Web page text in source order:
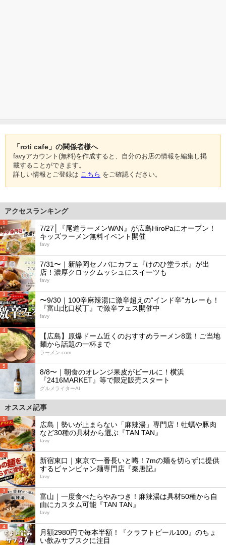
「roti cafe」の関係者様へ
favyアカウント(無料)を作成すると、自分のお店の情報を編集し掲
載することができます。
詳しい情報とご登録は こちら をご確認ください。
アクセスランキング
1
7/27│『尾道ラーメンWAN』が広島HiroPaにオープン！
キッズラーメン無料イベント開催
favy
2
7/31〜｜新静岡セノバにカフェ『けのひ堂ラボ』が出
店！濃厚クロックムッシュにスイーツも
favy
3
〜9/30｜100辛麻辣湯に激辛超えの“インド辛”カレーも！
『富山北口横丁』で激辛フェス開催中
favy
4
【広島】原爆ドーム近くのおすすめラーメン8選！ご当地
麺から話題の一杯まで
ラーメン.com
5
8/8〜｜朝食のオレンジ果皮がビールに！横浜
『2416MARKET』等で限定販売スタート
グルメライターAI
オススメ記事
1
広島｜勢いが止まらない「麻辣湯」専門店！牡蠣や豚肉
など30種の具材から選ぶ『TAN TAN』
favy
2
新宿東口｜東京で一番長いと噂！7mの麺を切らずに提供
するビャンビャン麺専門店『秦唐記』
favy
3
富山｜一度食べたらやみつき！麻辣湯は具材50種から自
由にカスタム可能『TAN TAN』
favy
4
月額2980円で毎本半額！『クラフトビール100』のちょ
い飲みサブスクに注目